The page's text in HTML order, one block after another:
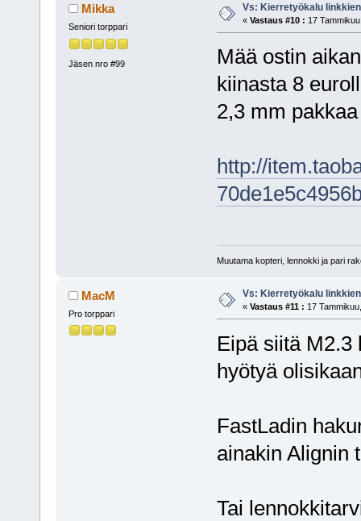
Mikka
Seniori torppari
Jäsen nro #99
Vs: Kierretyökalu
« Vastaus #10 : 17
Mää ostin
kiinasta 8
2,3 mm
http://
Muutama kopteri, lennokki ja pari
MacM
Pro torppari
Vs: Kierretyökalu
« Vastaus #11 : 17
Eipä siitä M2.3
hyötyä
FastLadin
ainakin Alignin
Tai